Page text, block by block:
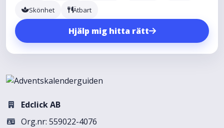
Skönhet Ätbart
Hjälp mig hitta rätt
Edclick AB
Org.nr: 559022-4076